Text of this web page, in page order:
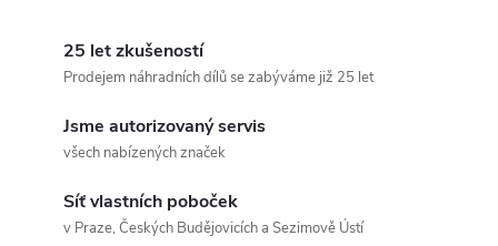
25 let zkušeností
Prodejem náhradních dílů se zabýváme již 25 let
Jsme autorizovaný servis
všech nabízených značek
Síť vlastních poboček
v Praze, Českých Budějovicích a Sezimově Ústí